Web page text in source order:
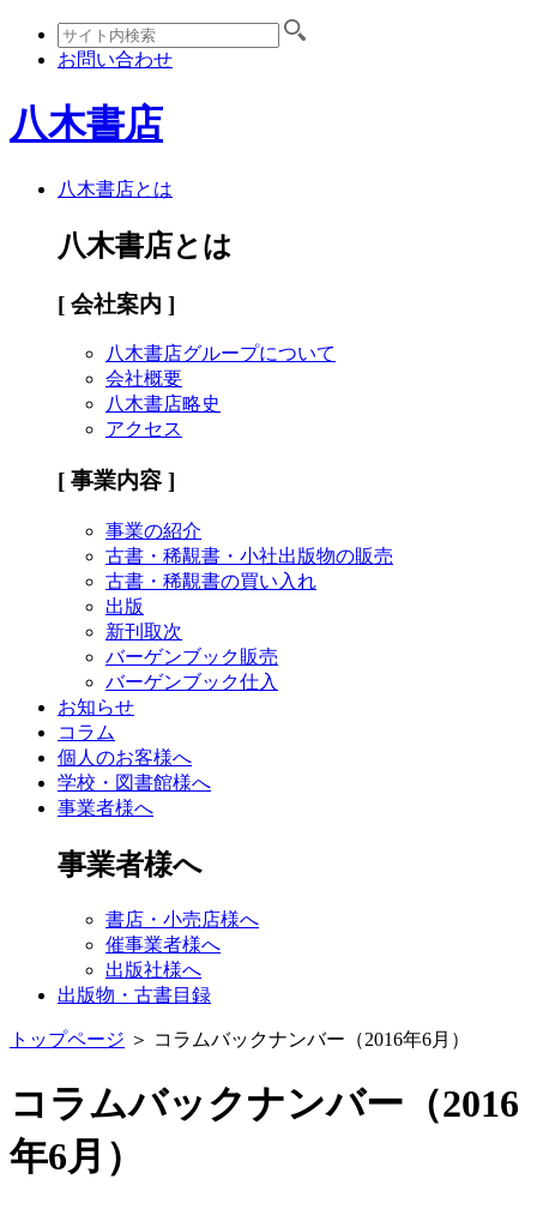
お問い合わせ
八木書店
八木書店とは
八木書店とは
[ 会社案内 ]
八木書店グループについて
会社概要
八木書店略史
アクセス
[ 事業内容 ]
事業の紹介
古書・稀覯書・小社出版物の販売
古書・稀覯書の買い入れ
出版
新刊取次
バーゲンブック販売
バーゲンブック仕入
お知らせ
コラム
個人のお客様へ
学校・図書館様へ
事業者様へ
事業者様へ
書店・小売店様へ
催事業者様へ
出版社様へ
出版物・古書目録
トップページ ＞ コラムバックナンバー（2016年6月）
コラムバックナンバー（2016
年6月）